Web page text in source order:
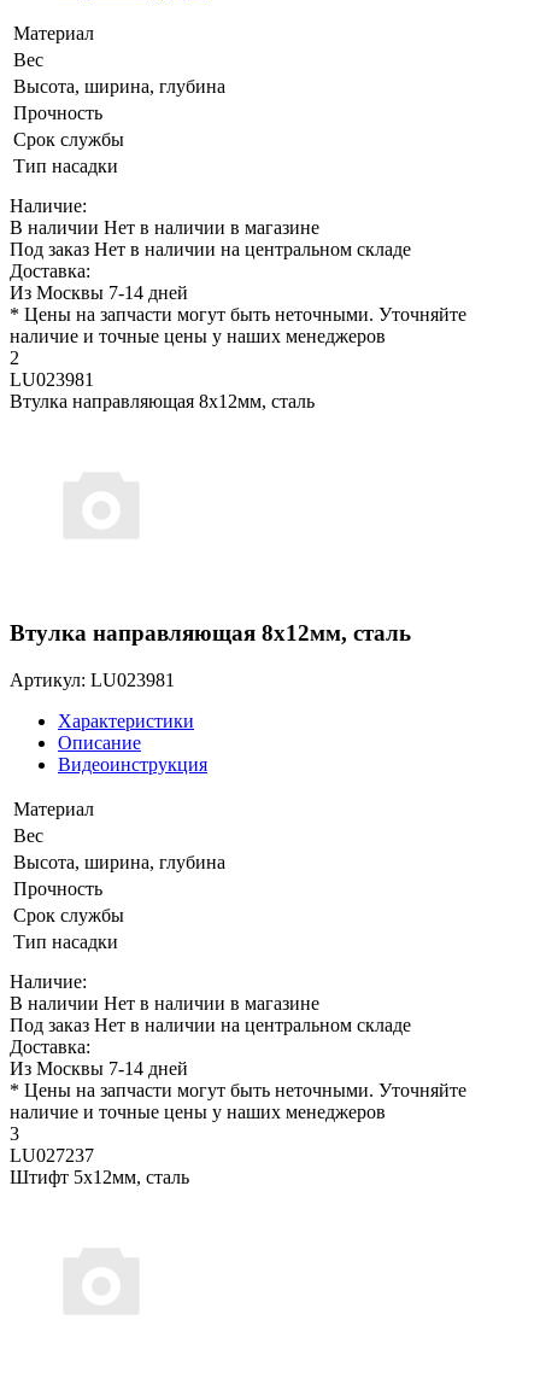
Материал
Вес
Высота, ширина, глубина
Прочность
Срок службы
Тип насадки
Наличие:
В наличии Нет в наличии в магазине
Под заказ Нет в наличии на центральном складе
Доставка:
Из Москвы 7-14 дней
* Цены на запчасти могут быть неточными. Уточняйте
наличие и точные цены у наших менеджеров
2
LU023981
Втулка направляющая 8х12мм, сталь
Втулка направляющая 8х12мм, сталь
Артикул: LU023981
Характеристики
Описание
Видеоинструкция
Материал
Вес
Высота, ширина, глубина
Прочность
Срок службы
Тип насадки
Наличие:
В наличии Нет в наличии в магазине
Под заказ Нет в наличии на центральном складе
Доставка:
Из Москвы 7-14 дней
* Цены на запчасти могут быть неточными. Уточняйте
наличие и точные цены у наших менеджеров
3
LU027237
Штифт 5х12мм, сталь